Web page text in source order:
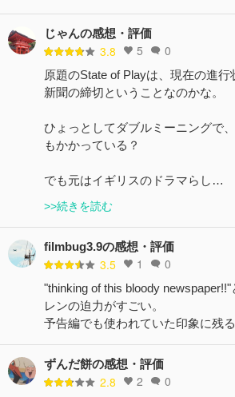
じゃんの感想・評価
3.8 5 0
原題のState of Playは、現在の進行
新聞の締切ということなのかな。
ひょっとしてダブルミーニングで
もかかっている？
でも元はイギリスのドラマらし…
>>続きを読む
filmbug3.9の感想・評価
3.5 1 0
"thinking of this bloody newspaper!!"
レンの迫力がすごい。
予告編でも使われていた印象に残る
ずんだ餅の感想・評価
2.8 2 0